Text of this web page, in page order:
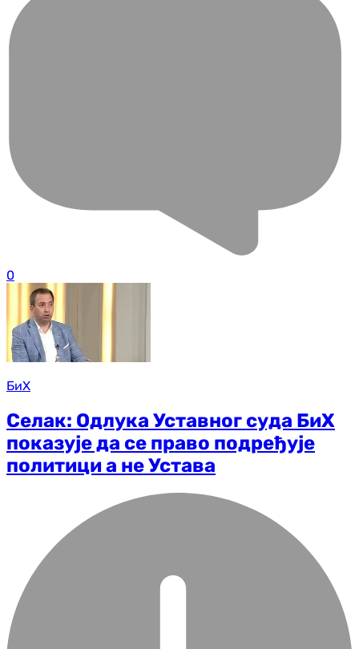
0
БиХ
Селак: Одлука Уставног суда БиХ
показује да се право подређује
политици а не Устава